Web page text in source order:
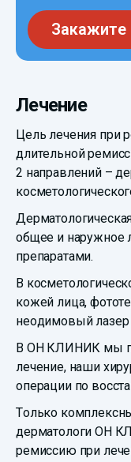
Закажите
Лечение
Цель лечения при
длительной
2 направлений –
общее и наружное
препаратами.
В
кожей лица,
неодимовый лазер
В ОН КЛИНИК мы
лечение, наши
операции по
Только
дерматологи ОН
ремиссию при